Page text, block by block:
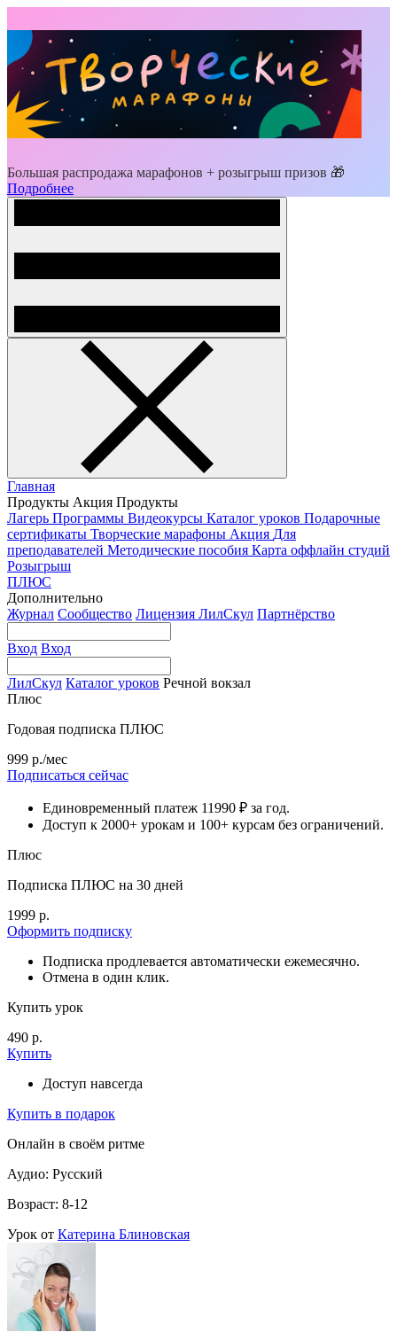
Большая распродажа марафонов + розыгрыш призов 🎁
Подробнее
Главная
Продукты Акция Продукты
Лагерь Программы Видеокурсы Каталог уроков Подарочные
сертификаты Творческие марафоны Акция Для
преподавателей Методические пособия Карта оффлайн студий
Розыгрыш
ПЛЮС
Дополнительно
Журнал Сообщество Лицензия ЛилСкул Партнёрство
Вход Вход
ЛилСкул Каталог уроков Речной вокзал
Плюс
Годовая подписка ПЛЮС
999 р./мес
Подписаться сейчас
Единовременный платеж 11990 ₽ за год.
Доступ к 2000+ урокам и 100+ курсам без ограничений.
Плюс
Подписка ПЛЮС на 30 дней
1999 р.
Оформить подписку
Подписка продлевается автоматически ежемесячно.
Отмена в один клик.
Купить урок
490 р.
Купить
Доступ навсегда
Купить в подарок
Онлайн в своём ритме
Аудио: Русский
Возраст: 8-12
Урок от Катерина Блиновская